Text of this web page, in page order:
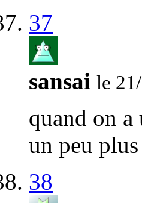
37
sansai le
quand on a
un peu
38